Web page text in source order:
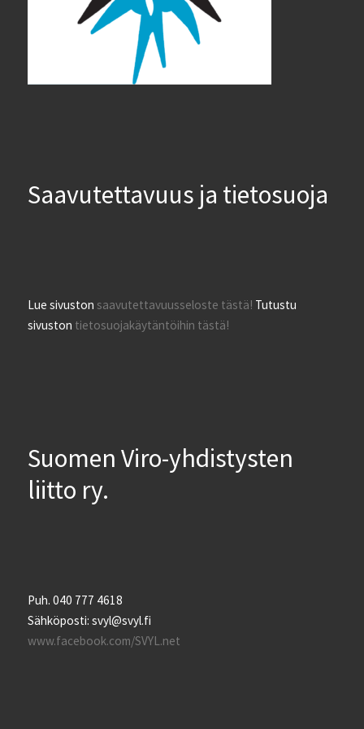
Saavutettavuus ja tietosuoja
Lue sivustonsaavutettavuusseloste tästä! Tutustu
sivuston tietosuojakäytäntöihin tästä!
Suomen Viro-yhdistysten
liitto ry.
Puh. 040 777 4618
Sähköposti: svyl@svyl.fi
www.facebook.com/SVYL.net